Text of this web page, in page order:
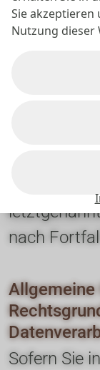
machen
anderen
nach
Allgemeine
Sofern Sie
Sie akzeptieren
Nutzung dieser